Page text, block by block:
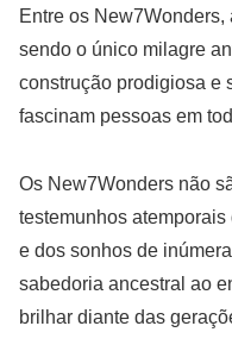
Entre os
sendo o único milagre
construção prodigiosa e
fascinam pessoas em
Os New7Wonders não
testemunhos
e dos sonhos de
sabedoria ancestral ao
brilhar diante das